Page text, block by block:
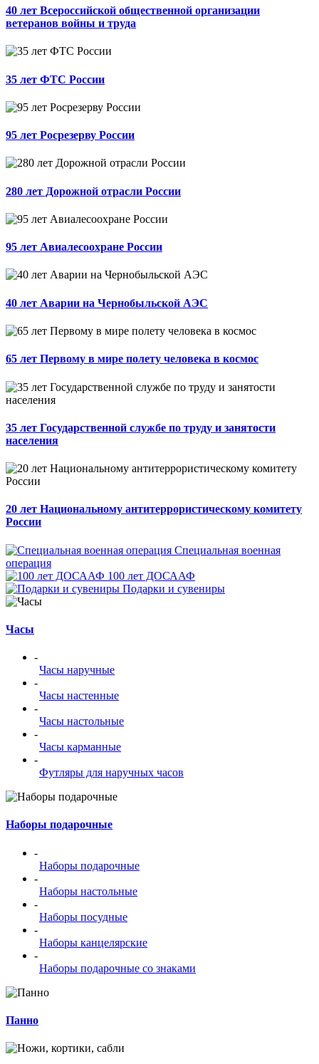
40 лет Всероссийской общественной организации
ветеранов войны и труда
35 лет ФТС России
95 лет Росрезерву России
280 лет Дорожной отрасли России
95 лет Авиалесоохране России
40 лет Аварии на Чернобыльской АЭС
65 лет Первому в мире полету человека в космос
35 лет Государственной службе по труду и занятости
населения
20 лет Национальному антитеррористическому комитету
России
Специальная военная
операция
100 лет ДОСААФ
Подарки и сувениры
Часы
-
Часы наручные
-
Часы настенные
-
Часы настольные
-
Часы карманные
-
Футляры для наручных часов
Наборы подарочные
-
Наборы подарочные
-
Наборы настольные
-
Наборы посудные
-
Наборы канцелярские
-
Наборы подарочные со знаками
Панно